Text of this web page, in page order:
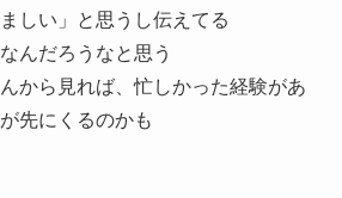
しい」と思うし伝えてる
んだろうなと思う
から見れば、忙しかった経験があ
先にくるのかも